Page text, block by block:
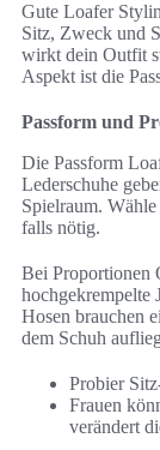
Gute Loafer
Sitz, Zweck und
wirkt dein Outfit
Aspekt ist die
Passform und
Die Passform
Lederschuhe
Spielraum.
falls nötig.
Bei Proportionen
hochgekrempelte
Hosen brauchen
dem Schuh
Probier
Frauen
verändert